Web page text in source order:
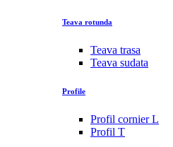
Teava rotunda
Teava trasa
Teava sudata
Profile
Profil cornier L
Profil T